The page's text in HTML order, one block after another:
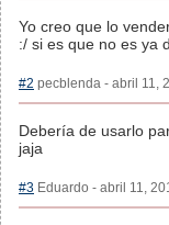
Yo creo que lo
:/ si es que no es ya
#2 pecblenda - abril 11,
Debería de usarlo
jaja
#3 Eduardo - abril 11,